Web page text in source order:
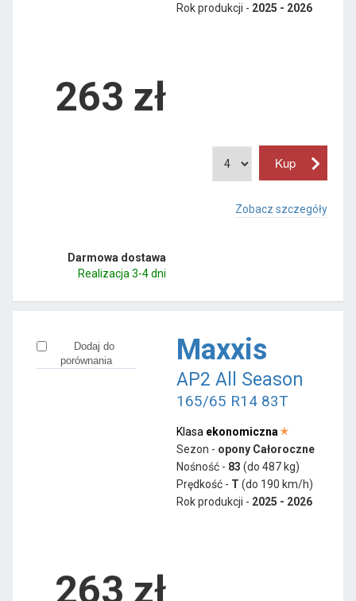
Rok produkcji - 2025 - 2026
263 zł
Zobacz szczegóły
Darmowa dostawa
Realizacja 3-4 dni
Dodaj do
porównania
Maxxis
AP2 All Season
165/65 R14 83T
Klasa ekonomiczna
Sezon - opony Całoroczne
Nośność - 83 (do 487 kg)
Prędkość - T (do 190 km/h)
Rok produkcji - 2025 - 2026
263 zł